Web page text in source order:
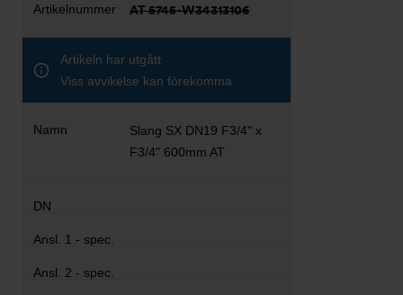
AT 5745-W34313106
Artikeln har utgått
Viss avvikelse kan förekomma
Slang SX DN19 F3/4" x
F3/4" 600mm AT